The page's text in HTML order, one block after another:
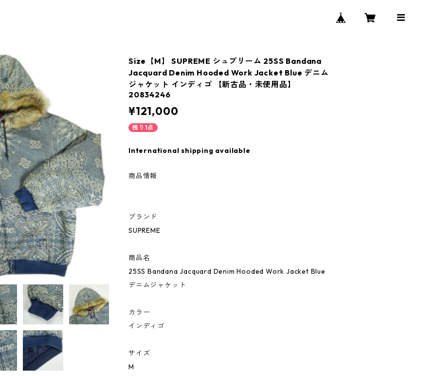
Size【M】 SUPREME シュプリーム 25SS Bandana
Jacquard Denim Hooded Work Jacket Blue デニム
ジャケット インディゴ 【新古品・未使用品】
20834246
¥121,000
残り1点
International shipping available
商品情報
ブランド
SUPREME
商品名
25SS Bandana Jacquard Denim Hooded Work Jacket Blue
デニムジャケット
カラー
インディゴ
サイズ
M